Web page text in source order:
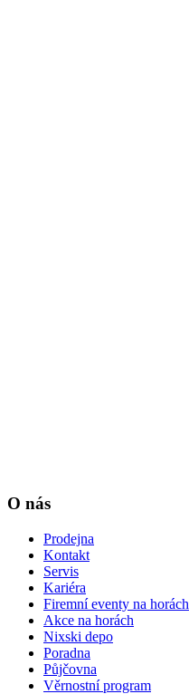
O nás
Prodejna
Kontakt
Servis
Kariéra
Firemní eventy na horách
Akce na horách
Nixski depo
Poradna
Půjčovna
Věrnostní program